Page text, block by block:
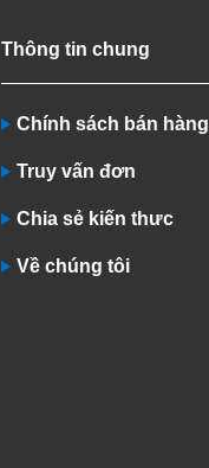
Thông tin chung
Chính sách bán hàng
Truy vấn đơn
Chia sẻ kiến thưc
Về chúng tôi